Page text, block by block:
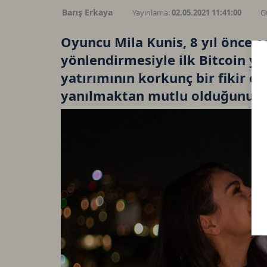
Barış Erkaya Yayınlama:02.05.2021 11:41:00
Oyuncu Mila Kunis, 8 yıl önce
yönlendirmesiyle ilk Bitcoin
yatırımının korkunç bir fikir
yanılmaktan mutlu olduğunu